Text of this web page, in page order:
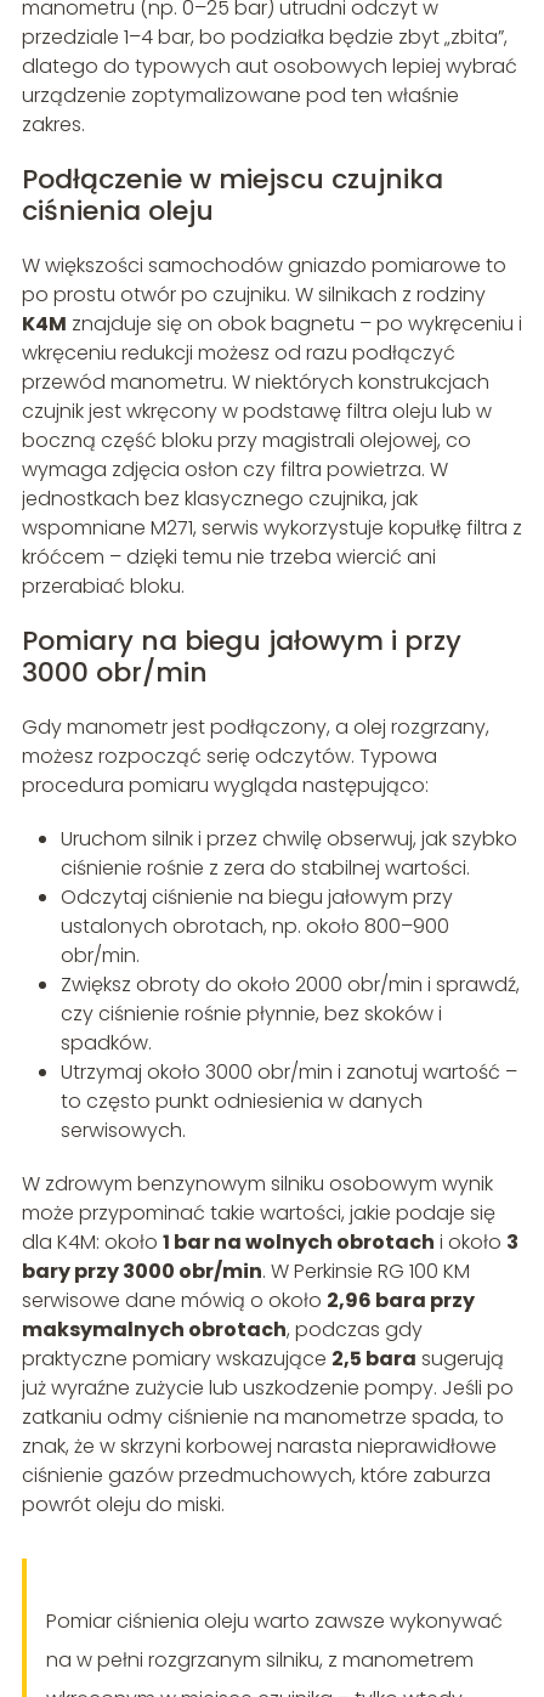
manometru (np. 0–25 bar) utrudni odczyt w
przedziale 1–4 bar, bo podziałka będzie zbyt „zbita”,
dlatego do typowych aut osobowych lepiej wybrać
urządzenie zoptymalizowane pod ten właśnie
zakres.
Podłączenie w miejscu czujnika
ciśnienia oleju
W większości samochodów gniazdo pomiarowe to
po prostu otwór po czujniku. W silnikach z rodziny
K4M znajduje się on obok bagnetu – po wykręceniu i
wkręceniu redukcji możesz od razu podłączyć
przewód manometru. W niektórych konstrukcjach
czujnik jest wkręcony w podstawę filtra oleju lub w
boczną część bloku przy magistrali olejowej, co
wymaga zdjęcia osłon czy filtra powietrza. W
jednostkach bez klasycznego czujnika, jak
wspomniane M271, serwis wykorzystuje kopułkę filtra z
króćcem – dzięki temu nie trzeba wiercić ani
przerabiać bloku.
Pomiary na biegu jałowym i przy
3000 obr/min
Gdy manometr jest podłączony, a olej rozgrzany,
możesz rozpocząć serię odczytów. Typowa
procedura pomiaru wygląda następująco:
Uruchom silnik i przez chwilę obserwuj, jak szybko
ciśnienie rośnie z zera do stabilnej wartości.
Odczytaj ciśnienie na biegu jałowym przy
ustalonych obrotach, np. około 800–900
obr/min.
Zwiększ obroty do około 2000 obr/min i sprawdź,
czy ciśnienie rośnie płynnie, bez skoków i
spadków.
Utrzymaj około 3000 obr/min i zanotuj wartość –
to często punkt odniesienia w danych
serwisowych.
W zdrowym benzynowym silniku osobowym wynik
może przypominać takie wartości, jakie podaje się
dla K4M: około 1 bar na wolnych obrotach i około 3
bary przy 3000 obr/min. W Perkinsie RG 100 KM
serwisowe dane mówią o około 2,96 bara przy
maksymalnych obrotach, podczas gdy
praktyczne pomiary wskazujące 2,5 bara sugerują
już wyraźne zużycie lub uszkodzenie pompy. Jeśli po
zatkaniu odmy ciśnienie na manometrze spada, to
znak, że w skrzyni korbowej narasta nieprawidłowe
ciśnienie gazów przedmuchowych, które zaburza
powrót oleju do miski.
Pomiar ciśnienia oleju warto zawsze wykonywać
na w pełni rozgrzanym silniku, z manometrem